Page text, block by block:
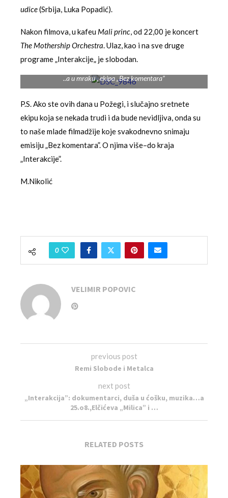
udice(Srbija, Luka Popadić).
Nakon filmova, u kafeu Mali princ, od 22,00 je koncert
The MothershipOrchestra. Ulaz, kao i na sve druge
programe „Interakcije„ je slobodan.
..a u mraku , ekipa „Bez komentara”
P.S. Ako ste ovih dana u Požegi, i slučajno sretnete
ekipu koja se nekada trudi i da bude nevidljiva, onda su
to naše mlade filmadžije koje svakodnevno snimaju
emisiju „Bez komentara”. O njima više–do kraja
„Interakcije”.
M.Nikolić
0
VELIMIR POPOVIC
previous post
Remi Slobode i Metalca
next post
„Interakcija”: dokumentarci, duša u ćošku, muzika…a
25.o8.,Elčićeva „Milica” i …
RELATED POSTS